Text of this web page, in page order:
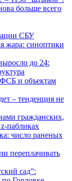
больше всего
СБУ
жара: синоптики
до 24:
и объектам
– тенденция не
гражданских,
пабликах
число раненых
переплачивать
сад”: